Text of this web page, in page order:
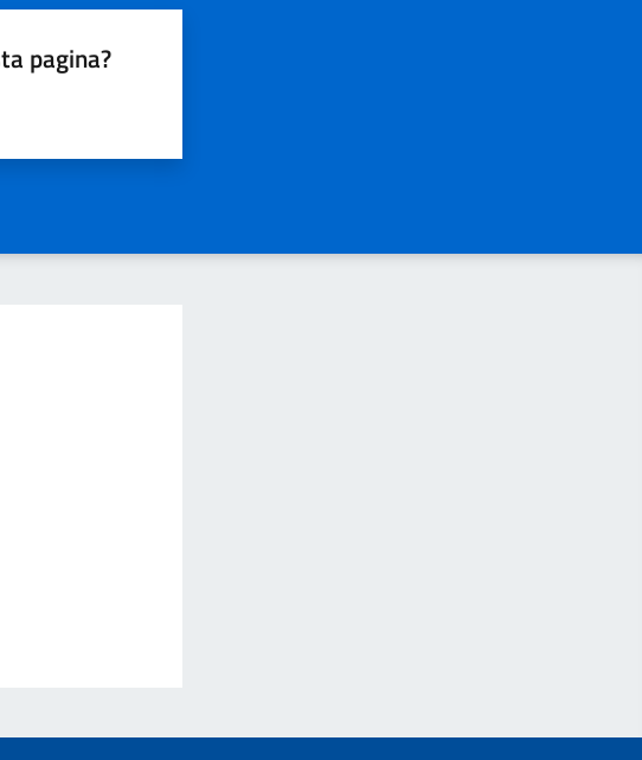
pagina?